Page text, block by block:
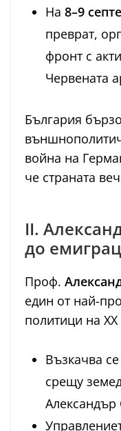
На 8–9
преврат,
фронт с
Червената
България
война на
че страната
II.
до
Проф.
един от най-
политици на ХХ
Възкачва
срещу
Александър